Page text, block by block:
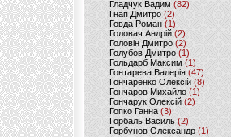
Гладчук Вадим (82)
Гнап Дмитро (2)
Говда Роман(1)
Головач Андрій (2)
Головін Дмитро (2)
Голубов Дмитро (1)
Гольдарб Максим(1)
Гонтарева Валерія (47)
Гончаренко Олексій(8)
Гончаров Михайло (1)
Гончарук Олексій (2)
Гопко Ганна (3)
Горбаль Василь (2)
Горбунов Олександр (1)